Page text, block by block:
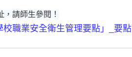
，請師生參閱！
校職業安全衛生管理要點」_要點